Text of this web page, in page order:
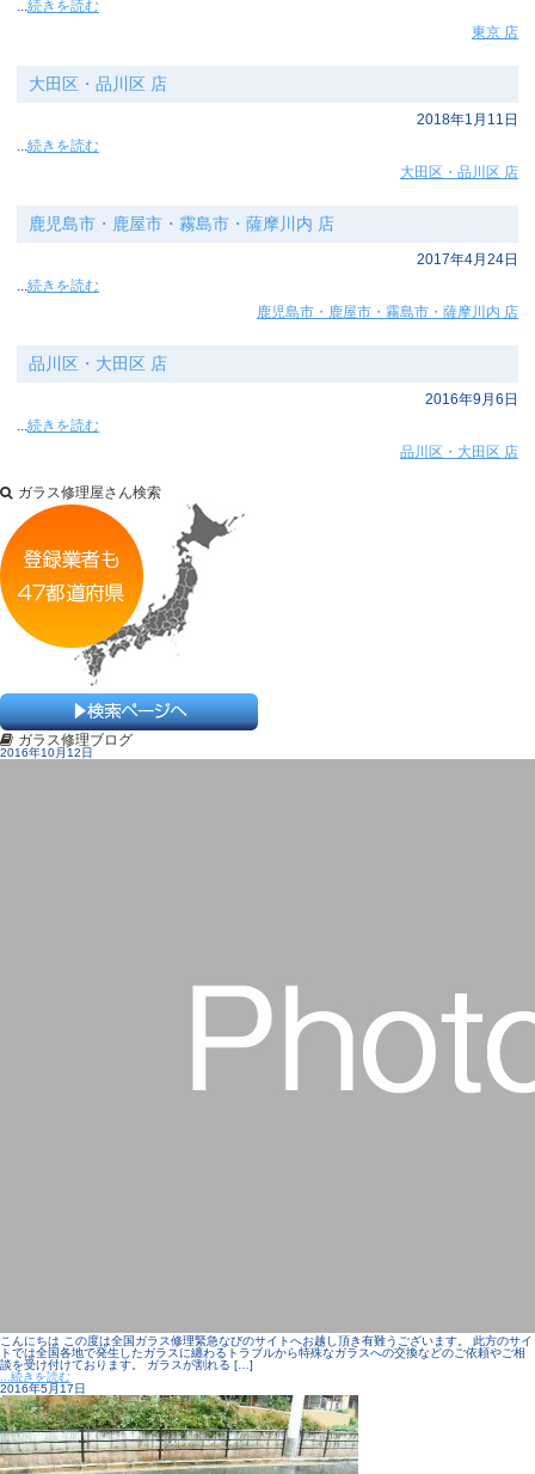
...続きを読む
東京 店
大田区・品川区 店
2018年1月11日
...続きを読む
大田区・品川区 店
鹿児島市・鹿屋市・霧島市・薩摩川内 店
2017年4月24日
...続きを読む
鹿児島市・鹿屋市・霧島市・薩摩川内 店
品川区・大田区 店
2016年9月6日
...続きを読む
品川区・大田区 店
ガラス修理屋さん検索
ガラス修理ブログ
2016年10月12日
こんにちは この度は全国ガラス修理緊急なびのサイトへお越し頂き有難うございます。 此方のサイ
トでは全国各地で発生したガラスに纏わるトラブルから特殊なガラスへの交換などのご依頼やご相
談を受け付けております。 ガラスが割れる […]
...続きを読む
2016年5月17日